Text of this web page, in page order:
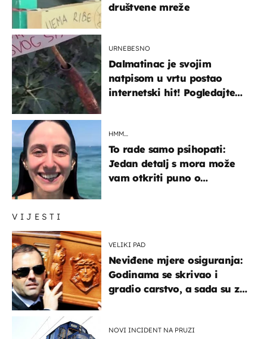
VIJESTI
VELIKI PAD
Neviđene mjere osiguranja:
Godinama se skrivao i
gradio carstvo, a sada su za
NOVI INCIDENT NA PRUZI
društvene mreže
URNEBESNO
Dalmatinac je svojim
natpisom u vrtu postao
internetski hit! Pogledajte
HMM…
To rade samo psihopati:
Jedan detalj s mora može
vam otkriti puno o